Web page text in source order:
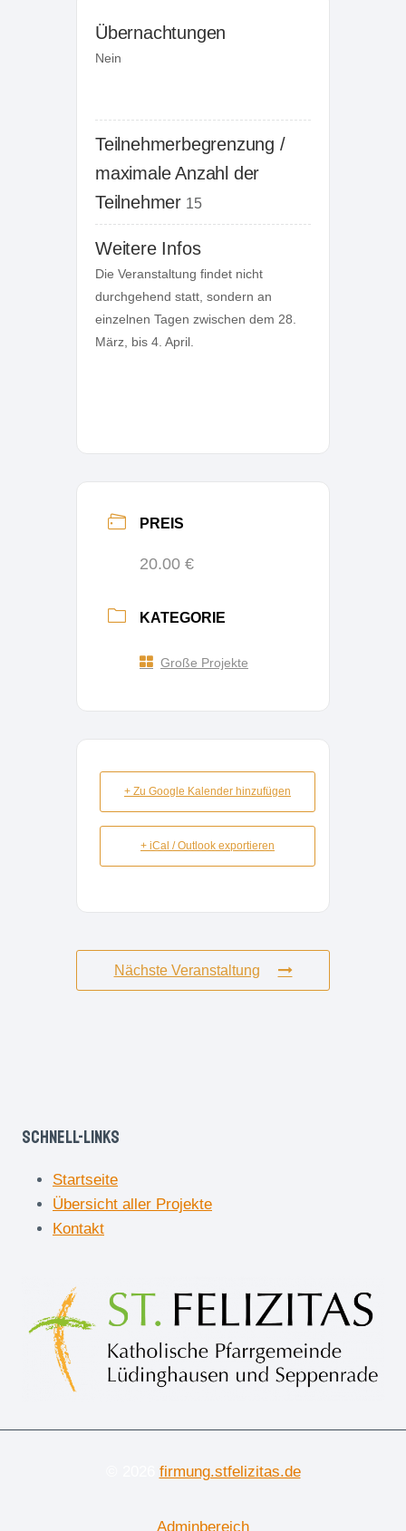
Übernachtungen
Nein
Teilnehmerbegrenzung /
maximale Anzahl der
Teilnehmer 15
Weitere Infos
Die Veranstaltung findet nicht
durchgehend statt, sondern an
einzelnen Tagen zwischen dem 28.
März, bis 4. April.
PREIS
20.00 €
KATEGORIE
Große Projekte
+ Zu Google Kalender hinzufügen
+ iCal / Outlook exportieren
Nächste Veranstaltung
Schnell-Links
Startseite
Übersicht aller Projekte
Kontakt
firmung.stfelizitas.de
Adminbereich